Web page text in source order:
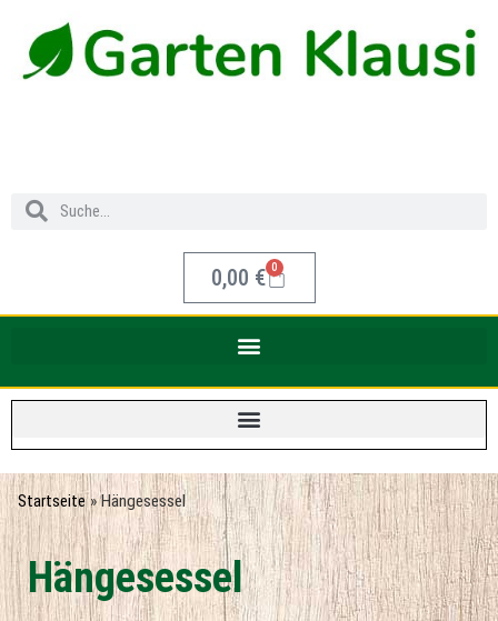
0,00 € 0
Startseite»Hängesessel
Hängesessel